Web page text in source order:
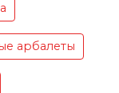
арбалеты